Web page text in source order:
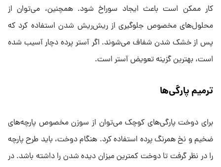
کار ممکن است باعث ایجاد سوراخ شود. همچنین، می‌توان از
محلول‌های مخصوص جلوگیری از ریش‌ریش شدن استفاده کرد که
پس از خشک شدن شفاف می‌شوند. اگر آستر پرده دچار آسیب شده
است، بهترین گزینه تعویض آستر است.
ترمیم پارگی‌ها
برای دوخت پارگی‌های کوچک می‌توان از سوزن مخصوص پارچه‌های
ضخیم و نخ همرنگ پرده استفاده کرد. هنگام دوخت، باید طرح پارچه
را در نظر گرفت تا دوخت کمترین میزان دیده شدن را داشته باشد. در